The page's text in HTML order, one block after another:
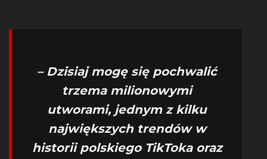
– Dzisiaj mogę się pochwalić
trzema milionowymi
utworami, jednym z kilku
największych trendów w
historii polskiego TikToka oraz